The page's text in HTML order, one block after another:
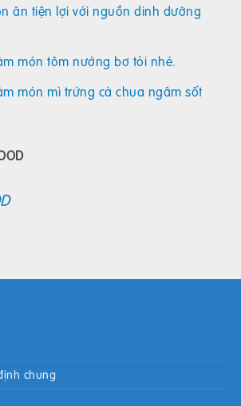
ăn tiện lợi với nguồn dinh dưỡng
món tôm nướng bơ tỏi nhé.
món mì trứng cà chua ngâm sốt
chung